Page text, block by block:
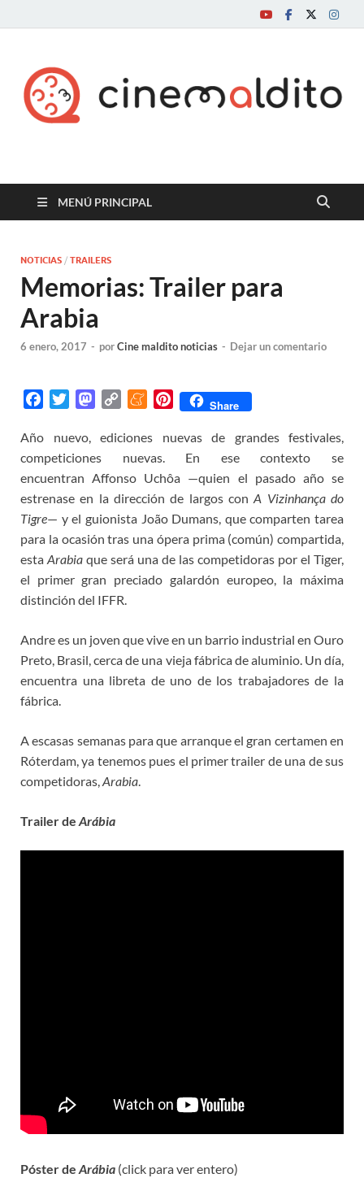
Cine maldito
MENÚ PRINCIPAL
NOTICIAS / TRAILERS
Memorias: Trailer para
Arabia
6 enero, 2017 - porCine maldito noticias - Dejar un comentario
c
e
b
o
o
k
i
t
t
e
r
M
s
t
o
d
o
n
p
y
L
i
n
k
M
n
e
a
m
e
P
n
e
r
e
s
t
Share
Año nuevo, ediciones nuevas de grandes festivales,
competiciones nuevas. En ese contexto se
encuentran Affonso Uchôa —quien el pasado año se
estrenase en la dirección de largos conA Vizinhança do
Tigre— y el guionista João Dumans, que comparten tarea
para la ocasión tras una ópera prima (común) compartida,
esta Arabia que será una de las competidoras por el Tiger,
el primer gran preciado galardón europeo, la máxima
distinción del IFFR.
Andre es un joven que vive en un barrio industrial en Ouro
Preto, Brasil, cerca de una vieja fábrica de aluminio. Un día,
encuentra una libreta de uno de los trabajadores de la
fábrica.
A escasas semanas para que arranque el gran certamen en
Róterdam, ya tenemos pues el primer trailer de una de sus
competidoras,Arabia.
Trailer de Arábia
Póster de Arábia (click para ver entero)